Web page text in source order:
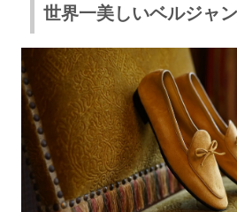
世界一美しいベルジャ